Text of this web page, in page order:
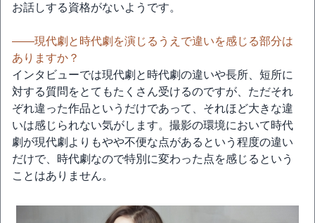
お話しする資格がないようです。
――現代劇と時代劇を演じるうえで違いを感じる部分は
ありますか？
インタビューでは現代劇と時代劇の違いや長所、短所に
対する質問をとてもたくさん受けるのですが、ただそれ
ぞれ違った作品というだけであって、それほど大きな違
いは感じられない気がします。撮影の環境において時代
劇が現代劇よりもやや不便な点があるという程度の違い
だけで、時代劇なので特別に変わった点を感じるという
ことはありません。